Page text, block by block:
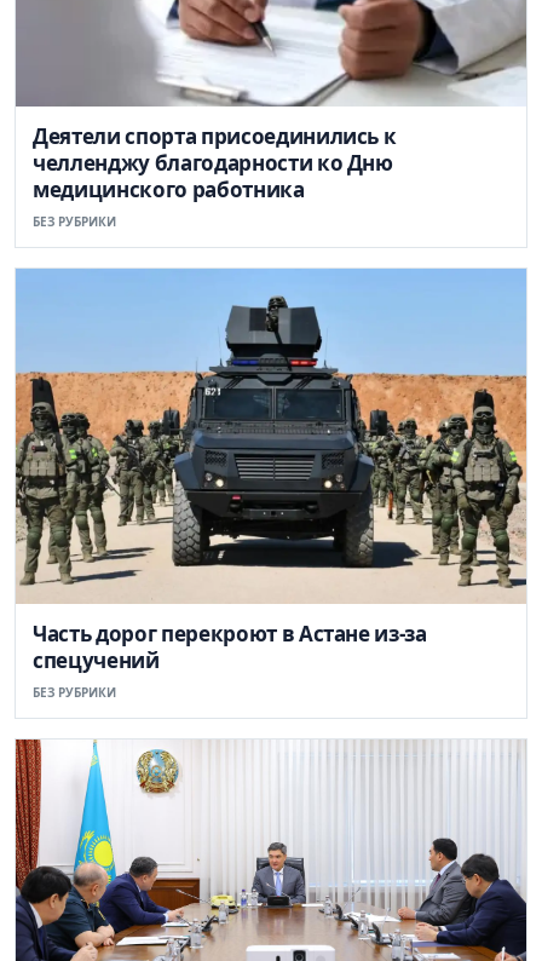
Деятели спорта присоединились к
челленджу благодарности ко Дню
медицинского работника
БЕЗ РУБРИКИ
Часть дорог перекроют в Астане из-за
спецучений
БЕЗ РУБРИКИ